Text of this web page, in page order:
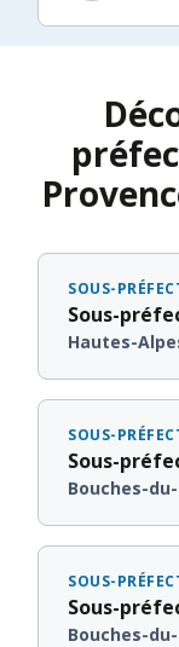
SOUS-
Sous-
Hautes-
SOUS-
Sous-
Bouches-
SOUS-
Sous-
Bouches-